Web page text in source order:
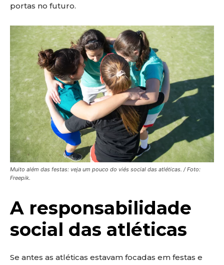
portas no futuro.
Muito além das festas: veja um pouco do viés social das atléticas. / Foto:
Freepik.
A responsabilidade
social das atléticas
Se antes as atléticas estavam focadas em festas e